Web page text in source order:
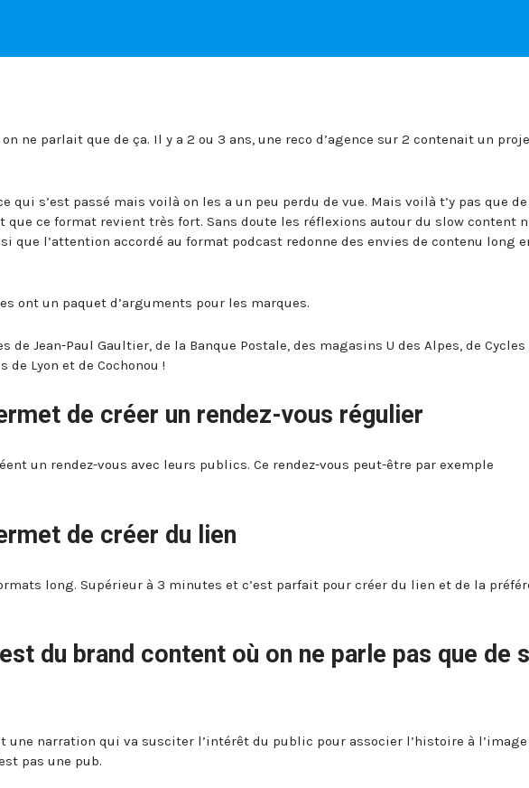
ne parlait que de ça. Il y a 2 ou 3 ans, une reco d’agence sur 2 contenait un
qui s’est passé mais voilà on les a un peu perdu de vue. Mais voilà t’y pas que de
que ce format revient très fort. Sans doute les réflexions autour du slow content
que l’attention accordé au format podcast redonne des envies de contenu long
ont un paquet d’arguments pour les marques.
de Jean-Paul Gaultier, de la Banque Postale, des magasins U des Alpes, de Cycles
de Lyon et de Cochonou !
de créer un rendez-vous régulier
un rendez-vous avec leurs publics. Ce rendez-vous peut-être par exemple
de créer du lien
long. Supérieur à 3 minutes et c’est parfait pour créer du lien et de la
du brand content où on ne parle pas que de
une narration qui va susciter l’intérêt du public pour associer l’histoire à
pas une pub.